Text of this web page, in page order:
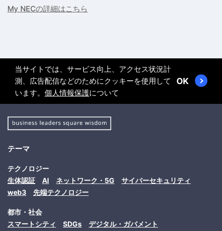
My NECの詳細はこちら
当サイトでは、サービス向上、アクセス状況計
測、広告配信などのためにクッキーを使用して
います。 個人情報保護について
OK
テーマ
テクノロジー
生体認証
AI ネットワーク・5G
サイバーセキュリティ
web3
先端テクノロジー
都市・社会
スマートシティ
SDGs
デジタル・ガバメント